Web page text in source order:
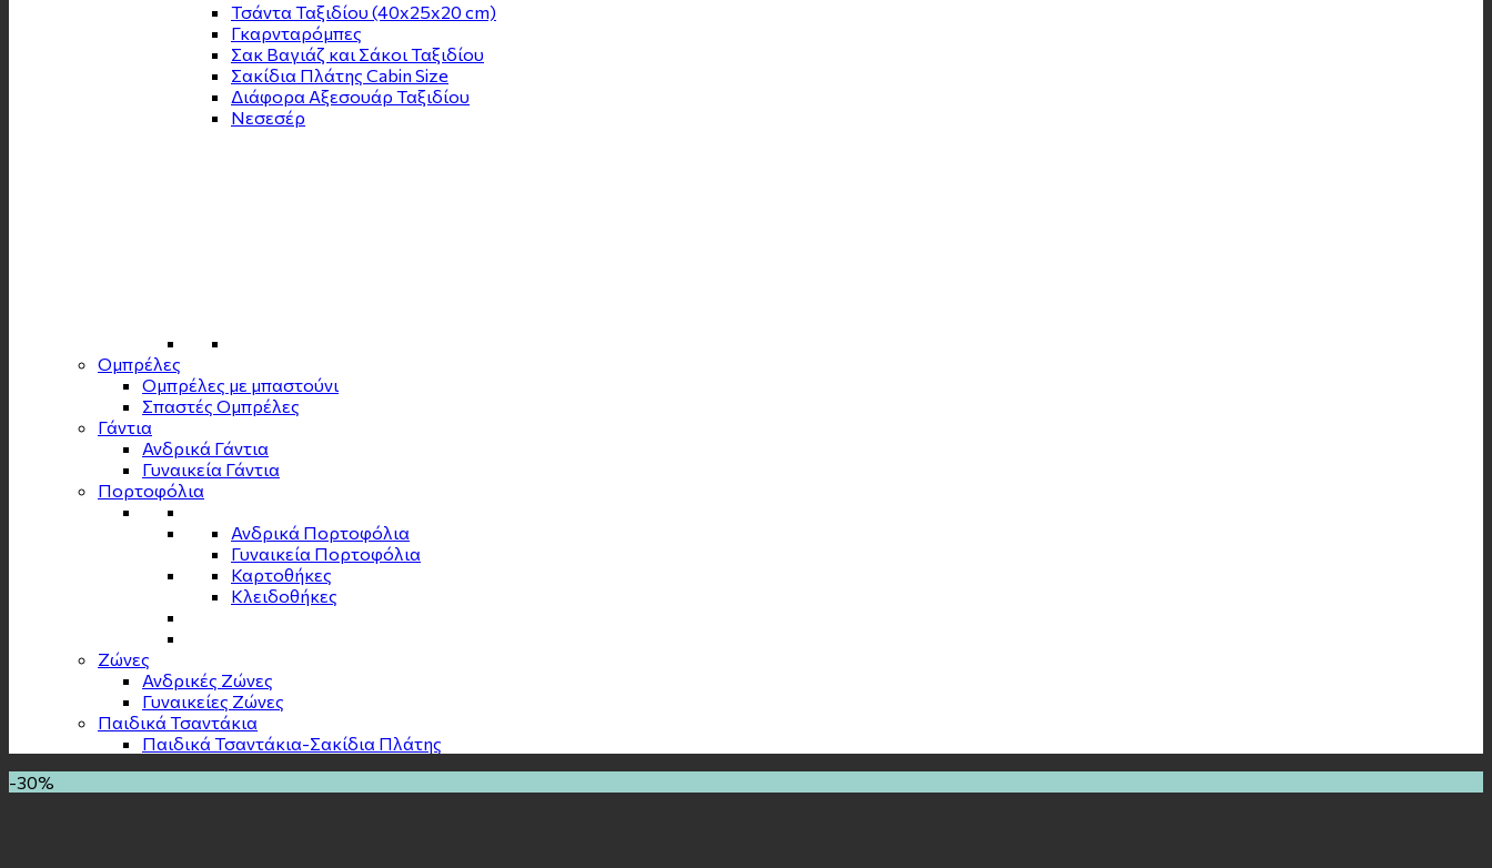
Τσάντα Ταξιδίου (40x25x20 cm)
Γκαρνταρόμπες
Σακ Βαγιάζ και Σάκοι Ταξιδίου
Σακίδια Πλάτης Cabin Size
Διάφορα Αξεσουάρ Ταξιδίου
Νεσεσέρ
Ομπρέλες
Ομπρέλες με μπαστούνι
Σπαστές Ομπρέλες
Γάντια
Ανδρικά Γάντια
Γυναικεία Γάντια
Πορτοφόλια
Ανδρικά Πορτοφόλια
Γυναικεία Πορτοφόλια
Καρτοθήκες
Κλειδοθήκες
Zώνες
Ανδρικές Ζώνες
Γυναικείες Ζώνες
Παιδικά Τσαντάκια
Παιδικά Τσαντάκια-Σακίδια Πλάτης
-30%